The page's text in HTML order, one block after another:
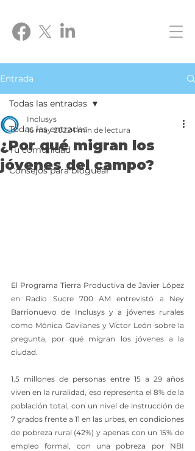
Entrada
Todas las entradas
Tu comunidad
Consejos para bloguear
Todas las entradas
¿Por qué migran los
jóvenes del campo?
Inclusys
16 may 2022 1 min de lectura
El Programa Tierra Productiva de Javier López
en Radio Sucre 700 AM entrevistó a Ney
Barrionuevo de Inclusys y a jóvenes rurales
como Mónica Gavilanes y Víctor León sobre la
pregunta, por qué migran los jóvenes a la
ciudad.
1.5 millones de personas entre 15 a 29 años
viven en la ruralidad, eso representa el 8% de la
población total, con un nivel de instrucción de
7 grados frente a 11 en las urbes, en condiciones
de pobreza rural (42%) y apenas con un 15% de
empleo formal, con una pobreza por NBI